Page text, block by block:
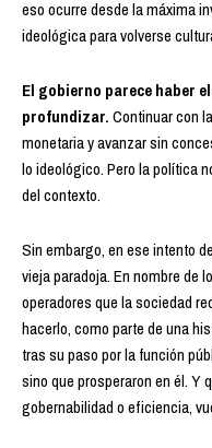
eso ocurre desde la máxima
ideológica para volverse
El gobierno parece haber
profundizar.Continuar con
monetaria y avanzar sin
lo ideológico. Pero la política
del contexto.
Sin embargo, en ese intento
vieja paradoja. En nombre de
operadores que la sociedad
hacerlo, como parte de una
tras su paso por la función
sino que prosperaron en él. Y
gobernabilidad o eficiencia,